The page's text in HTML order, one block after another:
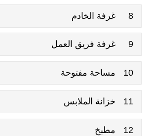
8 غرفة الخادم
9 غرفة فريق العمل
10 مساحة مفتوحة
11 خزانة الملابس
12 مطبخ